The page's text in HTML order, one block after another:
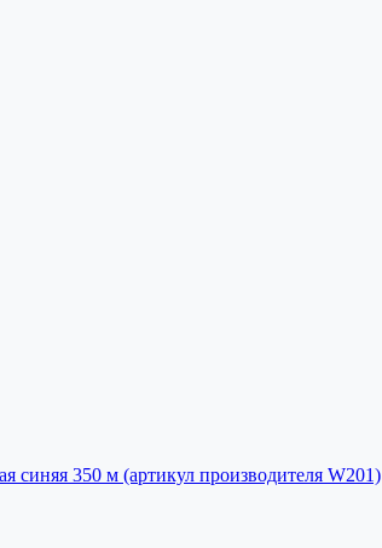
синяя 350 м (артикул производителя W201)